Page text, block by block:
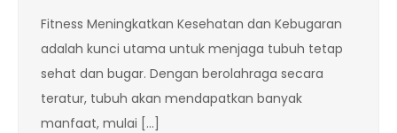
Fitness Meningkatkan Kesehatan dan Kebugaran
adalah kunci utama untuk menjaga tubuh tetap
sehat dan bugar. Dengan berolahraga secara
teratur, tubuh akan mendapatkan banyak
manfaat, mulai […]